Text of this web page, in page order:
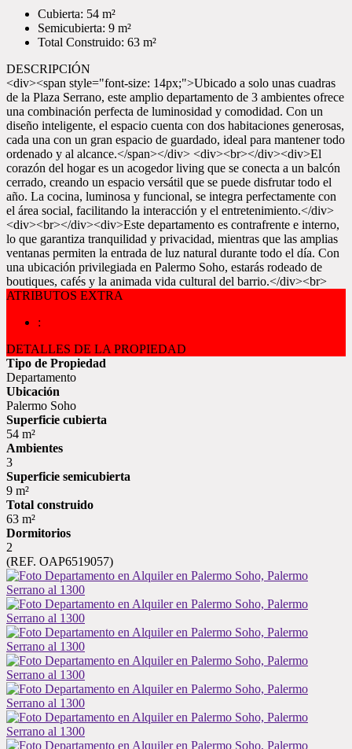
Cubierta: 54 m²
Semicubierta: 9 m²
Total Construido: 63 m²
DESCRIPCIÓN
<div><span style="font-size: 14px;">Ubicado a solo unas cuadras
de la Plaza Serrano, este amplio departamento de 3 ambientes ofrece
una combinación perfecta de luminosidad y comodidad. Con un
diseño inteligente, el espacio cuenta con dos habitaciones generosas,
cada una con un gran espacio de guardado, ideal para mantener todo
ordenado y al alcance.</span></div> <div><br></div><div>El
corazón del hogar es un acogedor living que se conecta a un balcón
cerrado, creando un espacio versátil que se puede disfrutar todo el
año. La cocina, luminosa y funcional, se integra perfectamente con
el área social, facilitando la interacción y el entretenimiento.</div>
<div><br></div><div>Este departamento es contrafrente e interno,
lo que garantiza tranquilidad y privacidad, mientras que las amplias
ventanas permiten la entrada de luz natural durante todo el día. Con
una ubicación privilegiada en Palermo Soho, estarás rodeado de
boutiques, cafés y la animada vida cultural del barrio.</div><br>
ATRIBUTOS EXTRA
:
DETALLES DE LA PROPIEDAD
Tipo de Propiedad
Departamento
Ubicación
Palermo Soho
Superficie cubierta
54 m²
Ambientes
3
Superficie semicubierta
9 m²
Total construido
63 m²
Dormitorios
2
(REF. OAP6519057)